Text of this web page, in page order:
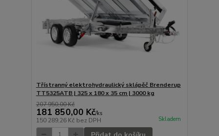
Třístranný elektrohydraulický sklápěč Brenderup
TT5325ATB | 325 x 180 x 35 cm | 3000 kg
207 950,00 Kč
181 850,00 Kč/ks
150 289,26 Kč bez DPH Skladem